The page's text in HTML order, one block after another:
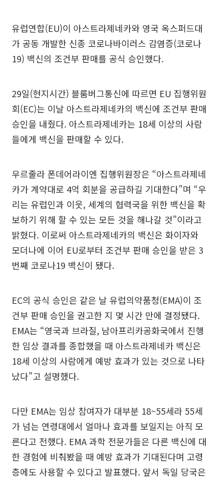
유럽연합(EU)이 아스트라제네카와 영국 옥스퍼드대
가 공동 개발한 신종 코로나바이러스 감염증(코로나
19) 백신의 조건부 판매를 공식 승인했다.
29일(현지시간) 블룸버그통신에 따르면 EU 집행위원
회(EC)는 이날 아스트라제네카의 백신에 조건부 판매
승인을 내줬다. 아스트라제네카는 18세 이상의 사람
들에게 백신을 판매할 수 있다.
우르줄라 폰데어라이엔 집행위원장은 “아스트라제네
카가 계약대로 4억 회분을 공급하길 기대한다”며 “우
리는 유럽인과 이웃, 세계의 협력국을 위한 백신을 확
보하기 위해 할 수 있는 모든 것을 해나갈 것”이라고
밝혔다. 이로써 아스트라제네카의 백신은 화이자와
모더나에 이어 EU로부터 조건부 판매 승인을 받은 3
번째 코로나19 백신이 됐다.
EC의 공식 승인은 같은 날 유럽의약품청(EMA)이 조
건부 판매 승인을 권고한 지 몇 시간 만에 결정됐다.
EMA는 “영국과 브라질, 남아프리카공화국에서 진행
한 임상 결과를 종합했을 때 아스트라제네카 백신은
18세 이상의 사람에게 예방 효과가 있는 것으로 나타
났다”고 설명했다.
다만 EMA는 임상 참여자가 대부분 18~55세라 55세
가 넘는 연령대에서 얼마나 효과를 보일지는 아직 모
른다고 전했다. EMA 과학 전문가들은 다른 백신에 대
한 경험에 비춰봤을 때 예방 효과가 기대된다며 고령
층에도 사용할 수 있다고 발표했다. 앞서 독일 당국은